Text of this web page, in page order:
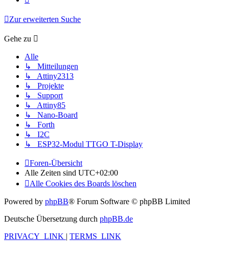
Zur erweiterten Suche
Gehe zu
Alle
↳ Mitteilungen
↳ Attiny2313
↳ Projekte
↳ Support
↳ Attiny85
↳ Nano-Board
↳ Forth
↳ I2C
↳ ESP32-Modul TTGO T-Display
Foren-Übersicht
Alle Zeiten sind UTC+02:00
Alle Cookies des Boards löschen
Powered by phpBB® Forum Software © phpBB Limited
Deutsche Übersetzung durch phpBB.de
PRIVACY_LINK
TERMS_LINK